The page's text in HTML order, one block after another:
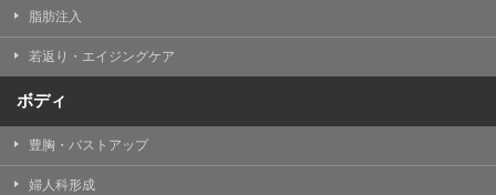
脂肪注入
若返り・エイジングケア
ボディ
豊胸・バストアップ
婦人科形成